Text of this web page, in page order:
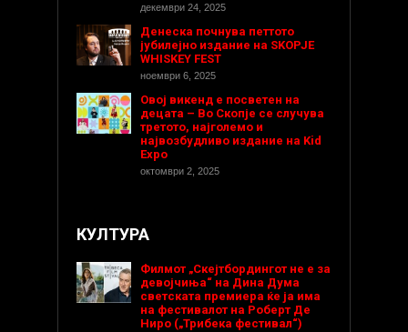
декември 24, 2025
Денеска почнува петтото
јубилејно издание на SKOPJE
WHISKEY FEST
ноември 6, 2025
Овој викенд е посветен на
децата – Во Скопје се случува
третото, најголемо и
највозбудливо издание на Kid
Expo
октомври 2, 2025
КУЛТУРА
Филмот „Скејтбордингот не е за
девојчиња“ на Дина Дума
светската премиера ќе ја има
на фестивалот на Роберт Де
Ниро („Трибека фестивал“)